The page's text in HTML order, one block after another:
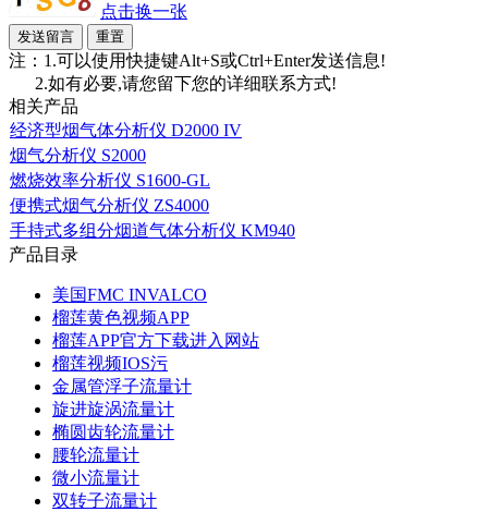
点击换一张
注：1.可以使用快捷键Alt+S或Ctrl+Enter发送信息!
2.如有必要,请您留下您的详细联系方式!
相关产品
经济型烟气体分析仪 D2000 IV
烟气分析仪 S2000
燃烧效率分析仪 S1600-GL
便携式烟气分析仪 ZS4000
手持式多组分烟道气体分析仪 KM940
产品目录
美国FMC INVALCO
榴莲黄色视频APP
榴莲APP官方下载进入网站
榴莲视频IOS污
金属管浮子流量计
旋进旋涡流量计
椭圆齿轮流量计
腰轮流量计
微小流量计
双转子流量计